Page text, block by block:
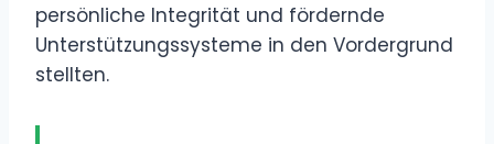
persönliche Integrität und fördernde
Unterstützungssysteme in den Vordergrund
stellten.